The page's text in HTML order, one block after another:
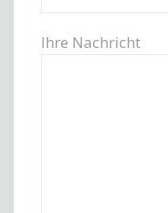
Ihre Nachricht